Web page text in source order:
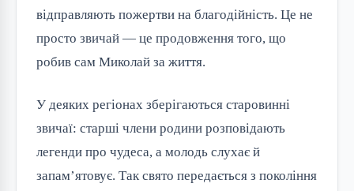
відправляють пожертви на благодійність. Це не
просто звичай — це продовження того, що
робив сам Миколай за життя.
У деяких регіонах зберігаються старовинні
звичаї: старші члени родини розповідають
легенди про чудеса, а молодь слухає й
запам’ятовує. Так свято передається з покоління